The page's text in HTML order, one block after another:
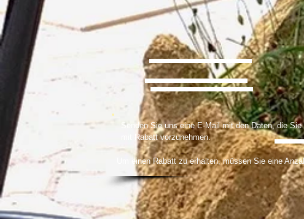
Senden Sie uns eine E-Mail mit den Daten, die
mit Rabatt vorzunehmen.
Um einen Rabatt zu erhalten, müssen Sie eine